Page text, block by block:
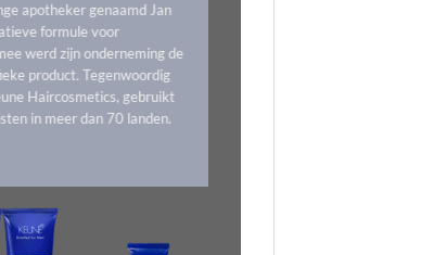
apotheker genaamd Jan
formule voor
werd zijn onderneming de
product. Tegenwoordig
Haircosmetics, gebruikt
in meer dan 70 landen.